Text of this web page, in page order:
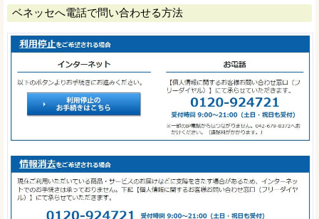
ベネッセへ電話で問い合わせる方法